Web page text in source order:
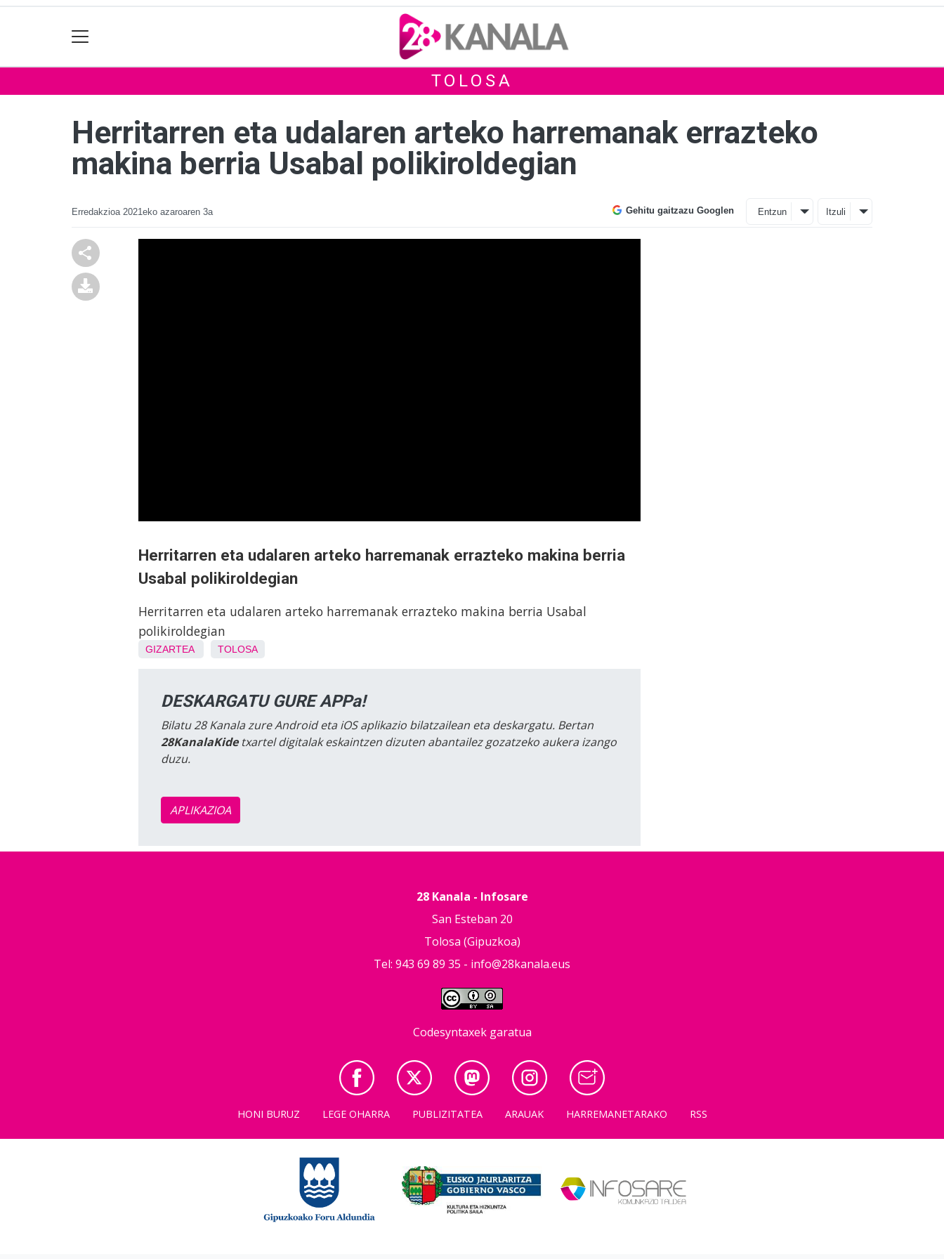
TOLOSA
Herritarren eta udalaren arteko harremanak errazteko
makina berria Usabal polikiroldegian
Erredakzioa 2021eko azaroaren 3a Gehitu gaitzazu Googlen Entzun Itzuli
Herritarren eta udalaren arteko harremanak errazteko makina berria
Usabal polikiroldegian
Herritarren eta udalaren arteko harremanak errazteko makina berria Usabal
polikiroldegian
GIZARTEA TOLOSA
DESKARGATU GURE APPa!
Bilatu 28 Kanala zure Android eta iOS aplikazio bilatzailean eta deskargatu. Bertan
28KanalaKidetxartel digitalak eskaintzen dizuten abantailez gozatzeko aukera izango
duzu.
APLIKAZIOA
28 Kanala - Infosare
San Esteban 20
Tolosa (Gipuzkoa)
Tel: 943 69 89 35 - info@28kanala.eus
Codesyntaxek garatua
HONI BURUZ LEGE OHARRA PUBLIZITATEA ARAUAK HARREMANETARAKO RSS